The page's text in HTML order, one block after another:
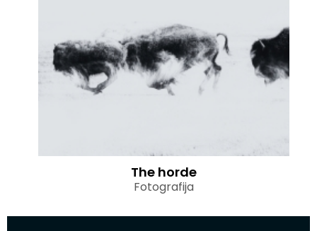
The horde
Fotografija